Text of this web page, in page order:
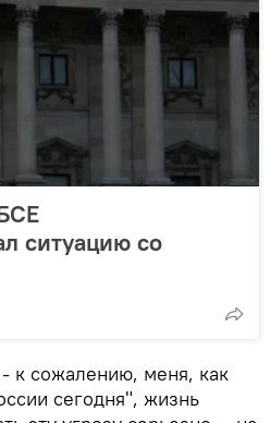
ситуацию со
к сожалению, меня, как
сегодня", жизнь